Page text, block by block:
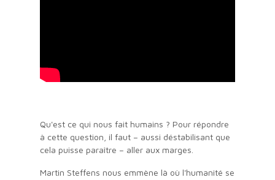
Qu'est ce qui nous fait humains ? Pour répondre
à cette question, il faut – aussi déstabilisant que
cela puisse paraître – aller aux marges.
Martin Steffens nous emmène là où l'humanité se